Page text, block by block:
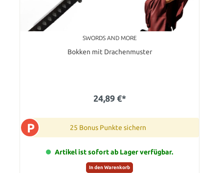
SWORDS AND MORE
Bokken mit Drachenmuster
24,89 €*
P 25 Bonus Punkte sichern
Artikel ist sofort ab Lager verfügbar.
In den Warenkorb